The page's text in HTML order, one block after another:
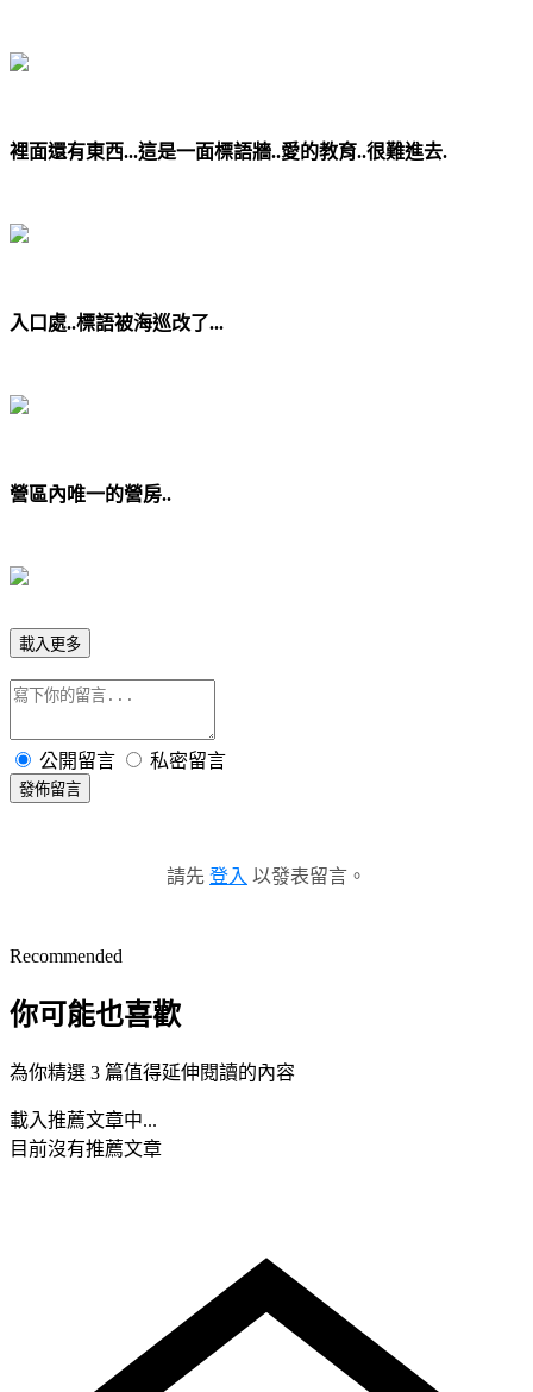
裡面還有東西...這是一面標語牆..愛的教育..很難進去.
入口處..標語被海巡改了...
營區內唯一的營房..
載入更多
公開留言 私密留言
發佈留言
請先 登入 以發表留言。
Recommended
你可能也喜歡
為你精選 3 篇值得延伸閱讀的內容
載入推薦文章中...
目前沒有推薦文章